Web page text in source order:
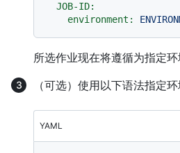
JOB-ID:
environment:
所选作业现在将遵循为指定环
（可选）使用以下语法指定
YAML